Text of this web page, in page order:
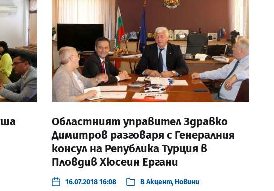
Областният управител Здравко
Димитров разговаря с Генералния
консул на Република Турция в
Пловдив Хюсеин Ергани
16.07.2018 16:08 ВАкцент,Новини